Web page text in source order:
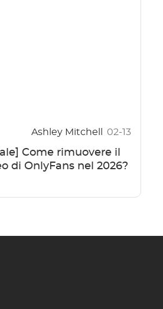
Ashley Mitchell 02-13
Come rimuovere il
di OnlyFans nel 2026?